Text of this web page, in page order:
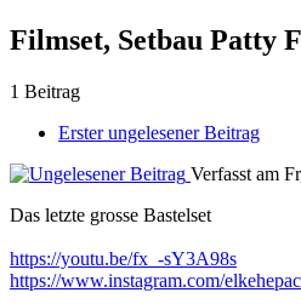
Filmset, Setbau Patty
1 Beitrag
Erster ungelesener Beitrag
Verfasst am
Das letzte grosse Bastelset
https://youtu.be/fx_-sY3A98s
https://www.instagram.com/